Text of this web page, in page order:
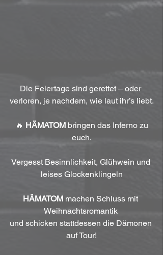
Die Feiertage sind gerettet – oder
verloren, je nachdem, wie laut ihr’s liebt.
🔥 HÄMATOM bringen das Inferno zu
euch.
Vergesst Besinnlichkeit, Glühwein und
leises Glockenklingeln
HÄMATOM machen Schluss mit
Weihnachtsromantik
und schicken stattdessen die Dämonen
auf Tour!